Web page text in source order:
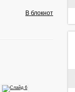
В блокнот